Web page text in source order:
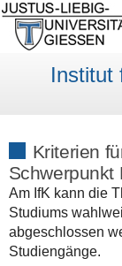
Institut
Kriterien
Schwerpunkt
Am IfK kann die
Studiums
abgeschlossen
Studiengänge.